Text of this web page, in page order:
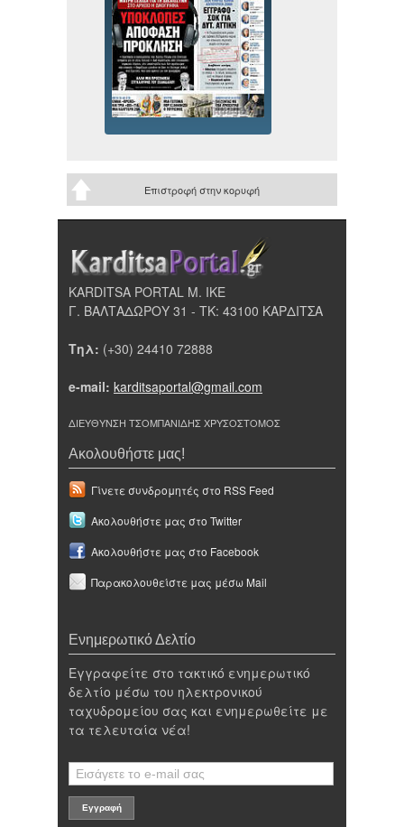
Επιστροφή στην κορυφή
KARDITSA PORTAL Μ. ΙΚΕ
Γ. ΒΑΛΤΑΔΩΡΟΥ 31 - ΤΚ: 43100 ΚΑΡΔΙΤΣΑ
Τηλ: (+30) 24410 72888
e-mail: karditsaportal@gmail.com
ΔΙΕΥΘΥΝΣΗ ΤΣΟΜΠΑΝΙΔΗΣ ΧΡΥΣΟΣΤΟΜΟΣ
Ακολουθήστε μας!
Γίνετε συνδρομητές στο RSS Feed
Ακολουθήστε μας στο Twitter
Ακολουθήστε μας στο Facebook
Παρακολουθείστε μας μέσω Mail
Ενημερωτικό Δελτίο
Εγγραφείτε στο τακτικό ενημερωτικό
δελτίο μέσω του ηλεκτρονικού
ταχυδρομείου σας και ενημερωθείτε με
τα τελευταία νέα!